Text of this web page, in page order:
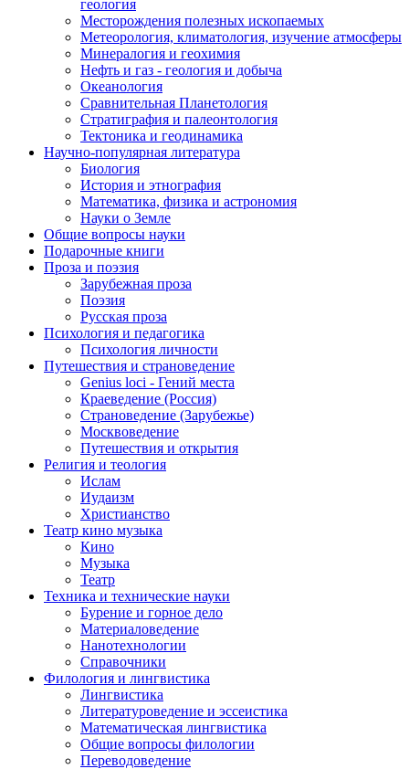
геология
Месторождения полезных ископаемых
Метеорология, климатология, изучение атмосферы
Минералогия и геохимия
Нефть и газ - геология и добыча
Океанология
Сравнительная Планетология
Стратиграфия и палеонтология
Тектоника и геодинамика
Научно-популярная литература
Биология
История и этнография
Математика, физика и астрономия
Науки о Земле
Общие вопросы науки
Подарочные книги
Проза и поэзия
Зарубежная проза
Поэзия
Русская проза
Психология и педагогика
Психология личности
Путешествия и страноведение
Genius loci - Гений места
Краеведение (Россия)
Страноведение (Зарубежье)
Москвоведение
Путешествия и открытия
Религия и теология
Ислам
Иудаизм
Христианство
Театр кино музыка
Кино
Музыка
Театр
Техника и технические науки
Бурение и горное дело
Материаловедение
Нанотехнологии
Справочники
Филология и лингвистика
Лингвистика
Литературоведение и эссеистика
Математическая лингвистика
Общие вопросы филологии
Переводоведение